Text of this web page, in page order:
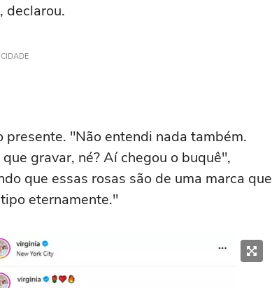
declarou.
"Não entendi nada também.
gravar, né? Aí chegou o buquê",
que essas rosas são de uma marca que
eternamente."